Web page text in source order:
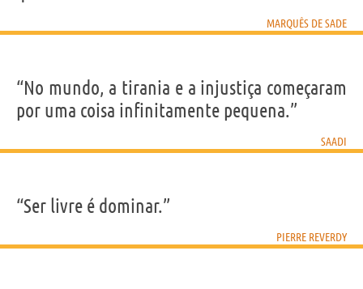
MARQUÊS DE SADE
“No mundo, a tirania e a injustiça começaram
por uma coisa infinitamente pequena.”
SAADI
“Ser livre é dominar.”
PIERRE REVERDY